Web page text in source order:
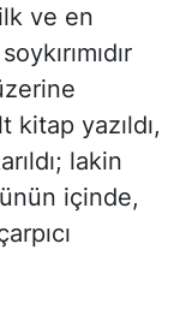
ve en
yazıldı,
lakin
içinde,